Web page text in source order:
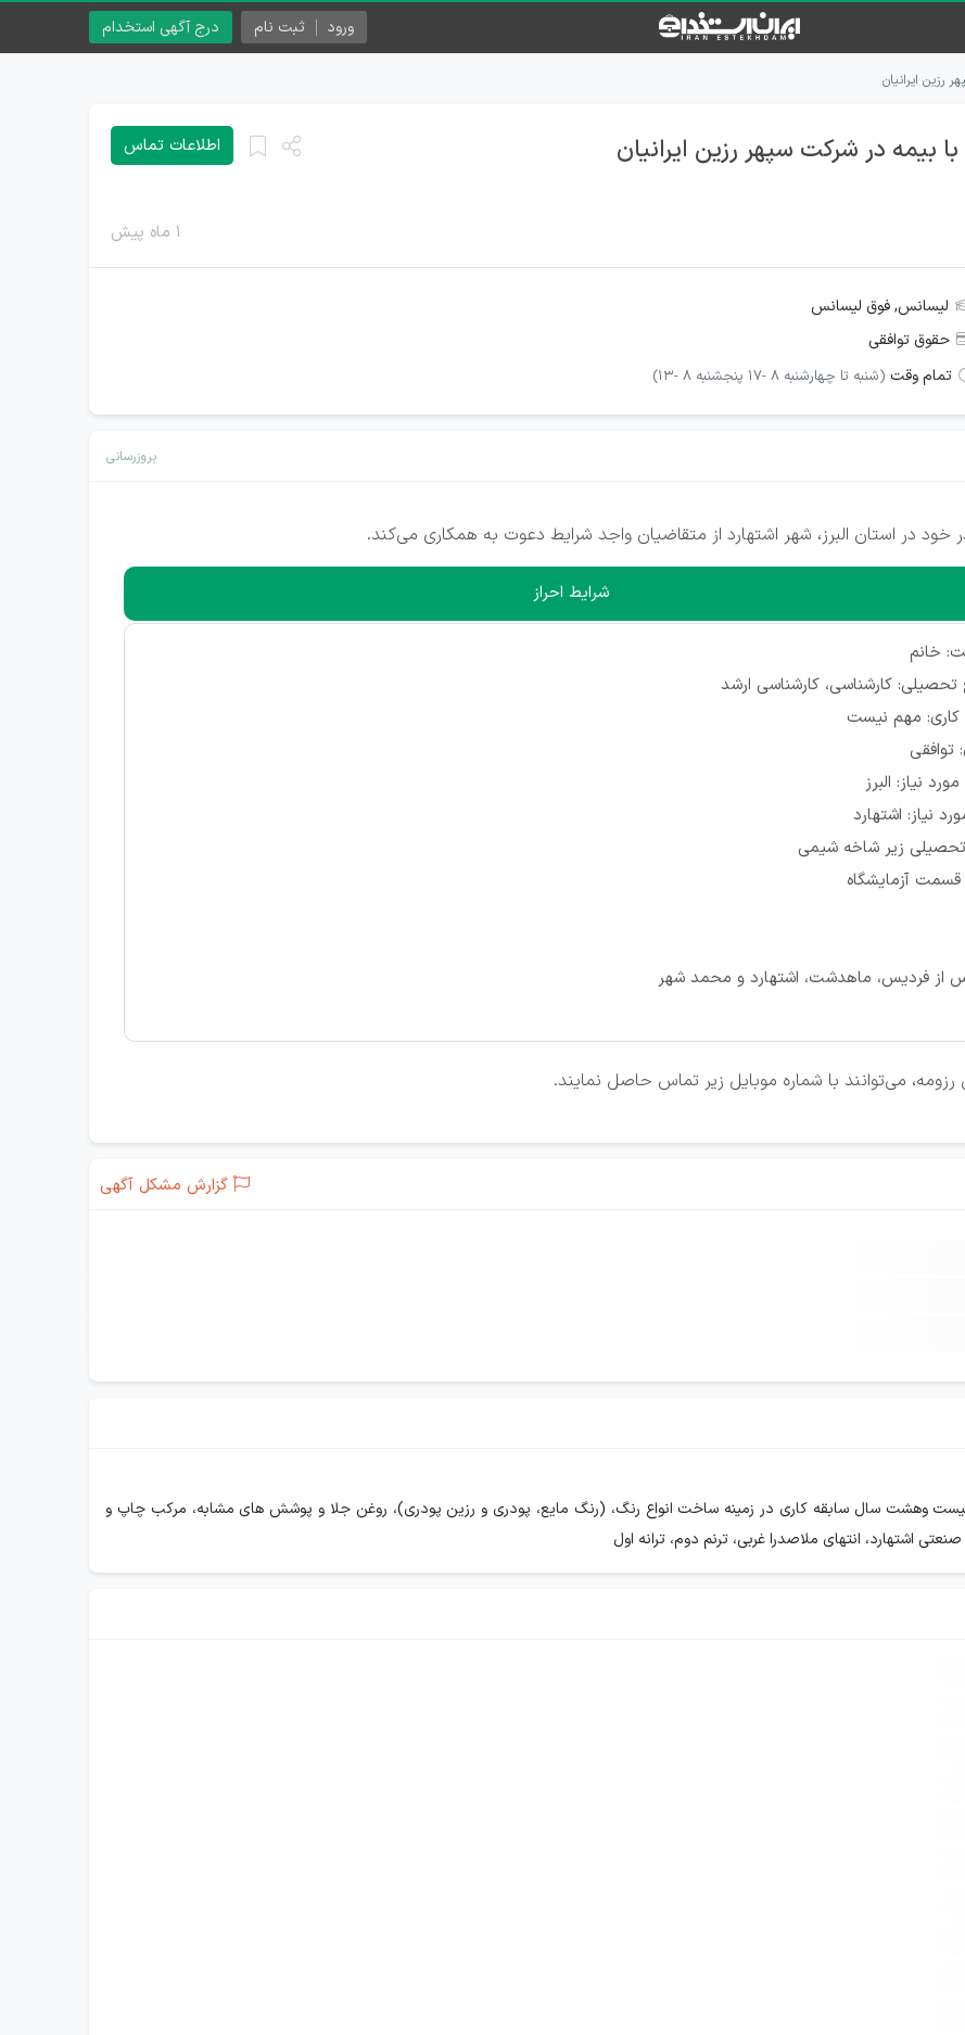
درج آگهی استخدام ورود ثبت نام
ایرانیان
بیمه در شرکت سپهر رزین ایرانیان
۱ ماه پیش
اطلاعات تماس
لیسانس, فوق لیسانس
حقوق توافقی
تمام وقت (شنبه تا چهارشنبه ۸ -۱۷ پنجشنبه ۸ -۱۳)
بروزرسانی
در استان البرز، شهر اشتهارد از متقاضیان واجد شرایط دعوت به همکاری می‌کند.
شرایط احراز
خانم
کارشناسی، کارشناسی ارشد
کاری: مهم نیست
نیاز: البرز
نیاز: اشتهارد
زیر شاخه شیمی
آزمایشگاه
از فردیس، ماهدشت، اشتهارد و محمد شهر
می‌توانند با شماره موبایل زیر تماس حاصل نمایند.
گزارش مشکل آگهی
وهشت سال سابقه کاری در زمینه ساخت انواع رنگ، (رنگ مایع، پودری و رزین پودری)، روغن جلا و پوشش های مشابه، مرکب چاپ و
اشتهارد، انتهای ملاصدرا غربی، ترنم دوم، ترانه اول